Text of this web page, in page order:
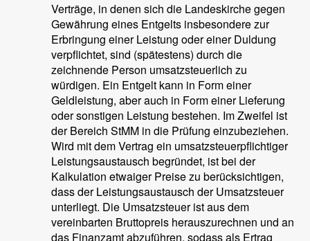
Verträge, in denen sich die Landeskirche gegen
Gewährung eines Entgelts insbesondere zur
Erbringung einer Leistung oder einer Duldung
verpflichtet, sind (spätestens) durch die
zeichnende Person umsatzsteuerlich zu
würdigen. Ein Entgelt kann in Form einer
Geldleistung, aber auch in Form einer Lieferung
oder sonstigen Leistung bestehen. Im Zweifel ist
der Bereich StMM in die Prüfung einzubeziehen.
Wird mit dem Vertrag ein umsatzsteuerpflichtiger
Leistungsaustausch begründet, ist bei der
Kalkulation etwaiger Preise zu berücksichtigen,
dass der Leistungsaustausch der Umsatzsteuer
unterliegt. Die Umsatzsteuer ist aus dem
vereinbarten Bruttopreis herauszurechnen und an
das Finanzamt abzuführen, sodass als Ertrag